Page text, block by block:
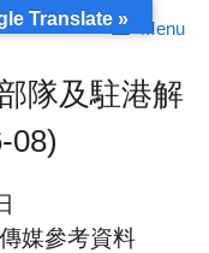
Menu
隊及駐港解
08)
媒參考資料
Translate »